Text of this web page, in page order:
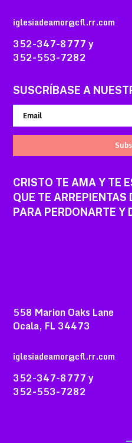
iglesiadeamor@cfl.rr.com
352-347-8777 y
352-553-7282
SUSCRÍBASE A
CRISTO TE AMA Y TE
QUE TE ARREPIENTAS
PARA PERDONARTE Y
558 Marion Oaks Lane
Ocala, FL 34473
iglesiadeamor@cfl.rr.com
352-347-8777 y
352-553-7282